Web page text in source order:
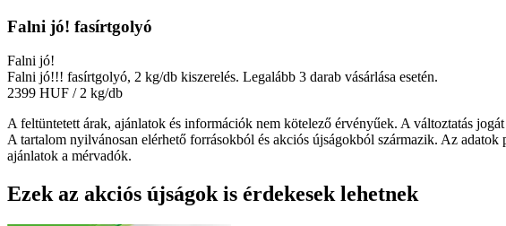
Falni jó! fasírtgolyó
Falni jó!
Falni jó!!! fasírtgolyó, 2 kg/db kiszerelés. Legalább 3 darab vásárlása esetén.
2399 HUF / 2 kg/db
A feltüntetett árak, ajánlatok és információk nem kötelező érvényűek. A változtatás
A tartalom nyilvánosan elérhető forrásokból és akciós újságokból származik. Az adatok
ajánlatok a mérvadók.
Ezek az akciós újságok is érdekesek lehetnek